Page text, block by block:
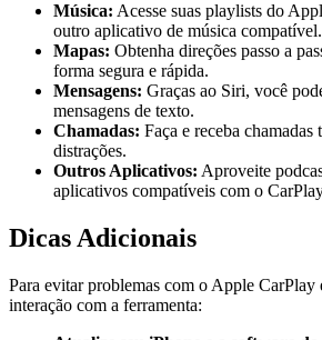
Música: Acesse suas playlists do
outro aplicativo de música compatível.
Mapas: Obtenha direções passo a
forma segura e rápida.
Mensagens: Graças ao Siri, você
mensagens de texto.
Chamadas: Faça e receba chamadas
distrações.
Outros Aplicativos: Aproveite
aplicativos compatíveis com o
Dicas Adicionais
Para evitar problemas com o Apple CarPlay
interação com a ferramenta: